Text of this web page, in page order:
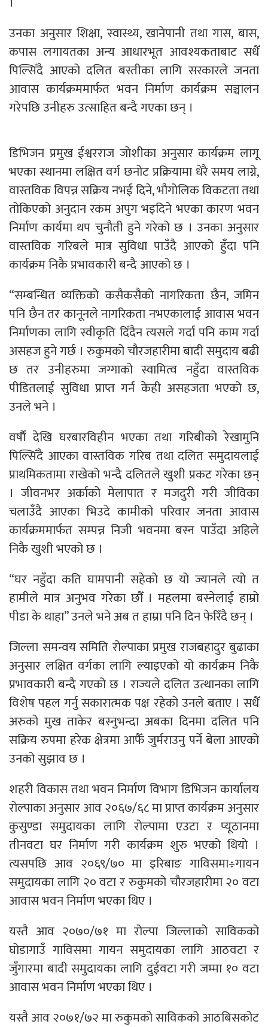
उनका अनुसार शिक्षा, स्वास्थ्य, खानेपानी तथा गास, बास,
कपास लगायतका अन्य आधारभूत आवश्यकताबाट सधैँ
पिल्सिँदै आएको दलित बस्तीका लागि सरकारले जनता
आवास कार्यक्रममार्फत भवन निर्माण कार्यक्रम सञ्चालन
गरेपछि उनीहरु उत्साहित बन्दै गएका छन् ।
डिभिजन प्रमुख ईश्वरराज जोशीका अनुसार कार्यक्रम लागू
भएका स्थानमा लक्षित वर्ग छनोट प्रक्रियामा धेरै समय लाग्ने,
वास्तविक विपन्न सक्रिय नभई दिने, भौगोलिक विकटता तथा
तोकिएको अनुदान रकम अपुग भइदिने भएका कारण भवन
निर्माण कार्यमा थप चुनौती हुने गरेको छ । उनका अनुसार
वास्तविक गरिबले मात्र सुविधा पाउँदै आएको हुँदा पनि
कार्यक्रम निकै प्रभावकारी बन्दै आएको छ ।
“सम्बन्धित व्यक्तिको कसैकसैको नागरिकता छैन, जमिन
पनि छैन तर कानूनले नागरिकता नभएकालाई आवास भवन
निर्माणका लागि स्वीकृति दिँदैन त्यसले गर्दा पनि काम गर्दा
असहज हुने गर्छ । रुकुमको चौरजहारीमा बादी समुदाय बढी
छ तर उनीहरुमा जग्गाको स्वामित्व नहुँदा वास्तविक
पीडितलाई सुविधा प्राप्त गर्न केही असहजता भएको छ,
उनले भने ।
वर्षाैँ देखि घरबारविहीन भएका तथा गरिबीको रेखामुनि
पिल्सिँदै आएका वास्तविक गरिब तथा दलित समुदायलाई
प्राथमिकतामा राखेको भन्दै दलितले खुशी प्रकट गरेका छन्
। जीवनभर अर्काको मेलापात र मजदुरी गरी जीविका
चलाउँदै आएका भिउदे कामीको परिवार जनता आवास
कार्यक्रममार्फत सम्पन्न निजी भवनमा बस्न पाउँदा अहिले
निकै खुशी भएको छ ।
“घर नहुँदा कति घामपानी सहेको छ यो ज्यानले त्यो त
हामीले मात्र अनुभव गरेका छौँ । महलमा बस्नेलाई हाम्रो
पीडा के थाहा” उनले भने अब त हाम्रा पनि दिन फेरिँदै छन् ।
जिल्ला समन्वय समिति रोल्पाका प्रमुख राजबहादुर बुढाका
अनुसार लक्षित वर्गका लागि ल्याइएको यो कार्यक्रम निकै
प्रभावकारी बन्दै गएको छ । राज्यले दलित उत्थानका लागि
विशेष पहल गर्नु सकारात्मक पक्ष रहेको उनले बताए । सधैँ
अरुको मुख ताकेर बस्नुभन्दा अबका दिनमा दलित पनि
सक्रिय रुपमा हरेक क्षेत्रमा आफैँ जुर्मराउनु पर्ने बेला आएको
उनको सुझाव छ ।
शहरी विकास तथा भवन निर्माण विभाग डिभिजन कार्यालय
रोल्पाका अनुसार आव २०६७/६८ मा प्राप्त कार्यक्रम अनुसार
कुसुण्डा समुदायका लागि रोल्पामा एउटा र प्यूठानमा
तीनवटा घर निर्माण गरी कार्यक्रम शुरु भएको थियो ।
त्यसपछि आव २०६९/७० मा इरिबाङ गाविसमा÷गायन
समुदायका लागि २० वटा र रुकुमको चौरजहारीमा २० वटा
आवास भवन निर्माण भएका थिए ।
यस्तै आव २०७०/७१ मा रोल्पा जिल्लाको साविकको
घोडागाउँ गाविसमा गायन समुदायका लागि आठवटा र
जुँगारमा बादी समुदायका लागि दुईवटा गरी जम्मा १० वटा
आवास भवन निर्माण भएका थिए ।
यस्तै आव २०७१/७२ मा रुकुमको साविकको आठबिसकोट